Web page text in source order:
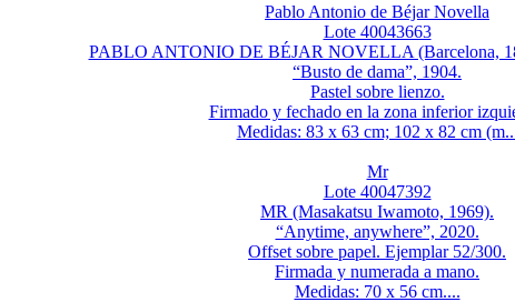
Pablo Antonio de Béjar Novella
Lote 40043663
PABLO ANTONIO DE BÉJAR NOVELLA (Barcelona,
“Busto de dama”, 1904.
Pastel sobre lienzo.
Firmado y fechado en la zona inferior
Medidas: 83 x 63 cm; 102 x 82 cm
Mr
Lote 40047392
MR (Masakatsu Iwamoto, 1969).
“Anytime, anywhere”, 2020.
Offset sobre papel. Ejemplar 52/300.
Firmada y numerada a mano.
Medidas: 70 x 56 cm....